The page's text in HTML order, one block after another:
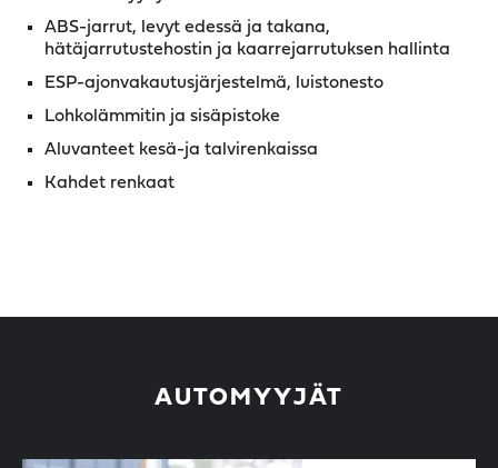
ABS-jarrut, levyt edessä ja takana,
hätäjarrutustehostin ja kaarrejarrutuksen hallinta
ESP-ajonvakautusjärjestelmä, luistonesto
Lohkolämmitin ja sisäpistoke
Aluvanteet kesä-ja talvirenkaissa
Kahdet renkaat
AUTOMYYJÄT